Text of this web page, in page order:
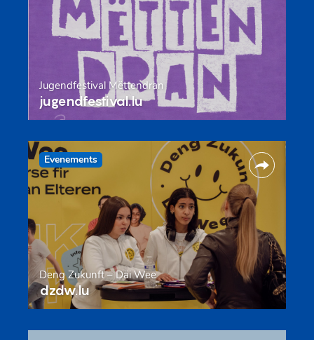
Jugendfestival Mëttendran
jugendfestival.lu
Evenements
Deng Zukunft – Däi Wee
dzdw.lu